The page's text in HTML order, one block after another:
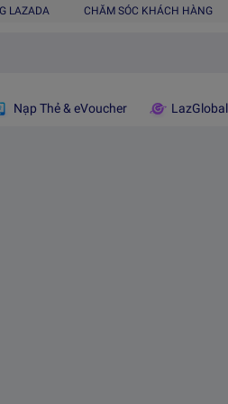
LAZADA CHĂM SÓC KHÁCH HÀNG
Nạp Thẻ & eVoucher LazGlobal